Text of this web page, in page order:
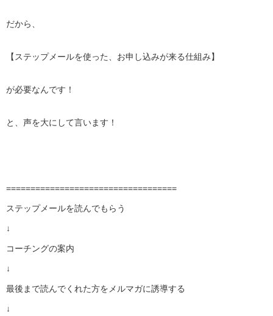
だから、
【ステップメールを使った、お申し込みが来る仕組み】
が必要なんです！
と、声を大にして言います！
===================================
ステップメールを読んでもらう
↓
コーチングの案内
↓
最後まで読んでくれた方をメルマガに誘導する
↓